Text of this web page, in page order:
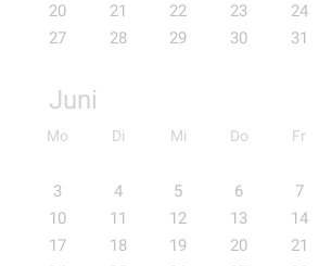
20
21 22 23 24
27
28 29 30 31
Juni
Mo Di Mi Do Fr
3
4 5 6 7
10
11 12 13 14
17
18 19 20 21